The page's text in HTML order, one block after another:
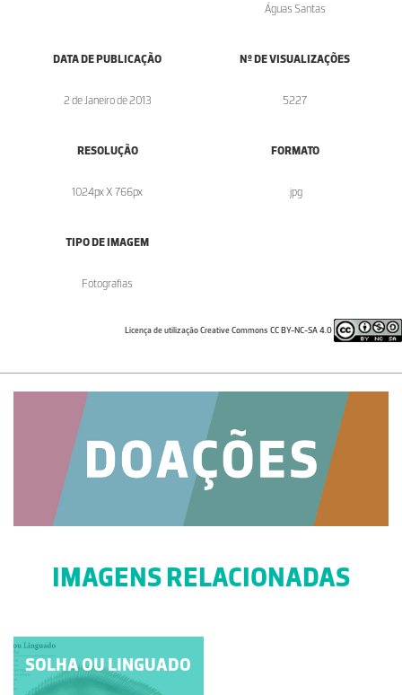
Águas Santas
DATA DE PUBLICAÇÃO
2 de Janeiro de 2013
Nº DE VISUALIZAÇÕES
5227
RESOLUÇÃO
1024px X 766px
FORMATO
.jpg
TIPO DE IMAGEM
Fotografias
Licença de utilização Creative Commons CC BY-NC-SA 4.0
IMAGENS RELACIONADAS
PALOMENA PRASINA
SOLHA OU LINGUADO